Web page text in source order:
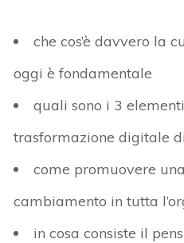
che cos’è davvero la
oggi è fondamentale
quali sono i 3
trasformazione digitale
come promuovere
cambiamento in tutta
in cosa consiste il